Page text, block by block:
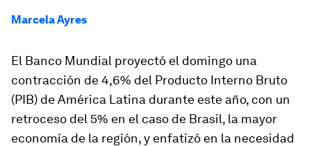
Marcela Ayres
El Banco Mundial proyectó el domingo una
contracción de 4,6% del Producto Interno Bruto
(PIB) de América Latina durante este año, con un
retroceso del 5% en el caso de Brasil, la mayor
economía de la región, y enfatizó en la necesidad